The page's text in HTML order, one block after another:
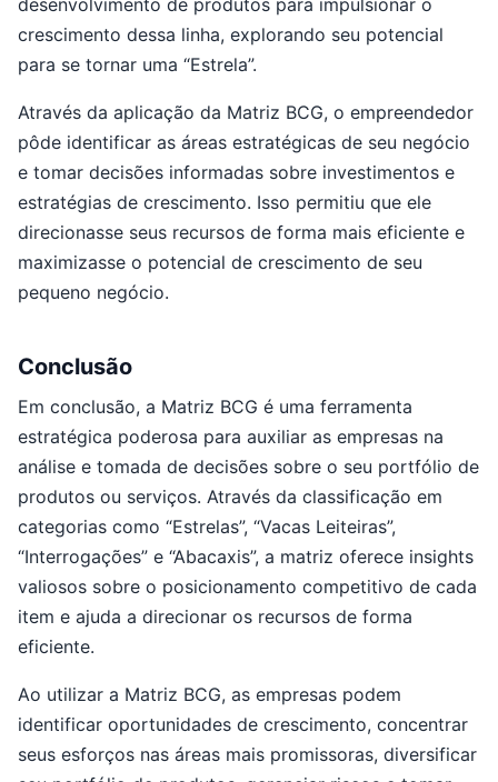
desenvolvimento de produtos para impulsionar o
crescimento dessa linha, explorando seu potencial
para se tornar uma “Estrela”.
Através da aplicação da Matriz BCG, o empreendedor
pôde identificar as áreas estratégicas de seu negócio
e tomar decisões informadas sobre investimentos e
estratégias de crescimento. Isso permitiu que ele
direcionasse seus recursos de forma mais eficiente e
maximizasse o potencial de crescimento de seu
pequeno negócio.
Conclusão
Em conclusão, a Matriz BCG é uma ferramenta
estratégica poderosa para auxiliar as empresas na
análise e tomada de decisões sobre o seu portfólio de
produtos ou serviços. Através da classificação em
categorias como “Estrelas”, “Vacas Leiteiras”,
“Interrogações” e “Abacaxis”, a matriz oferece insights
valiosos sobre o posicionamento competitivo de cada
item e ajuda a direcionar os recursos de forma
eficiente.
Ao utilizar a Matriz BCG, as empresas podem
identificar oportunidades de crescimento, concentrar
seus esforços nas áreas mais promissoras, diversificar